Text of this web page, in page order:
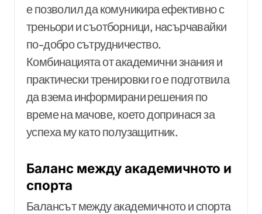
е позволил да комуникира ефективно с
треньори и съотборници, насърчавайки
по-добро сътрудничество.
Комбинацията от академични знания и
практически тренировки го е подготвила
да взема информирани решения по
време на мачове, което допринася за
успеха му като полузащитник.
Баланс между академичното и
спорта
Балансът между академичното и спорта